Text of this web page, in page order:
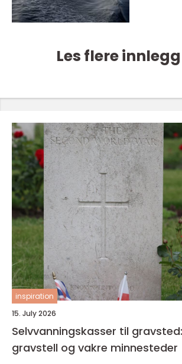
Les flere
inspiration
15. July 2026
Selvvanningskasser til
gravstell og vakre minnesteder